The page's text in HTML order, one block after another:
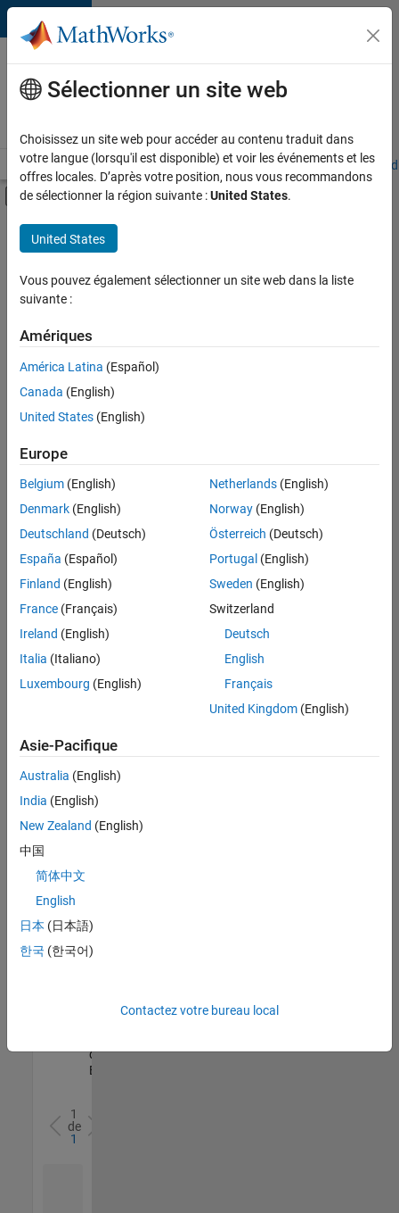
Passer au contenu
Votre
carrière
chez
Accueil Explorer nos opportunités Adresses de nos bureaux
Activer/désactiver l'affichage du menu
Contenu principal
FILTRER PAR
Infrastructure et architecture
Ingénierie de la qualité
Ingénierie des versions
Enregistrer
sélectionnées
Les
descriptions
poste
n’ont
pas
été
traduites.
Effectuez
lieu
pour
l’ensemble
des
opportunités
votre
région.
Senior Software Quality Engineer
Senior
Engineer
qualité |
Expérimenté(e)
1
de
1
Sélectionner un site web
Choisissez un site web pour accéder au contenu traduit dans
votre langue (lorsqu'il est disponible) et voir les événements et les
offres locales. D’après votre position, nous vous recommandons
de sélectionner la région suivante :United States.
United States
Vous pouvez également sélectionner un site web dans la liste
suivante :
Amériques
América Latina (Español)
Canada (English)
United States (English)
Europe
Belgium (English)
Denmark (English)
Deutschland (Deutsch)
España (Español)
Finland (English)
France (Français)
Ireland (English)
Italia (Italiano)
Luxembourg (English)
Netherlands(English)
Norway(English)
Österreich (Deutsch)
Portugal (English)
Sweden (English)
Switzerland
Deutsch
English
Français
United Kingdom(English)
Asie-Pacifique
Australia (English)
India (English)
New Zealand (English)
中国
简体中文
English
日本 (日本語)
한국 (한국어)
Contactez votre bureau local